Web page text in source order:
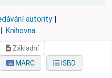
autority
Knihovna
Základní
MARC
ISBD